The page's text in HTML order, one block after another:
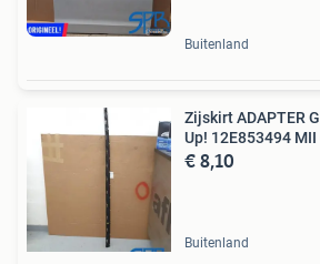
Buitenland
Zijskirt ADAPTER
Up! 12E853494 MII
€ 8,10
Buitenland